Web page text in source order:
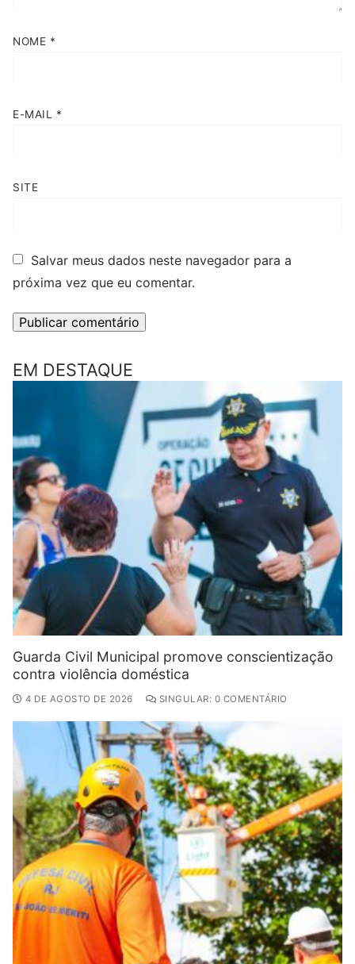
NOME *
E-MAIL *
SITE
Salvar meus dados neste navegador para a
próxima vez que eu comentar.
EM DESTAQUE
Guarda Civil Municipal promove conscientização
contra violência doméstica
4 DE AGOSTO DE 2026 SINGULAR: 0 COMENTÁRIO